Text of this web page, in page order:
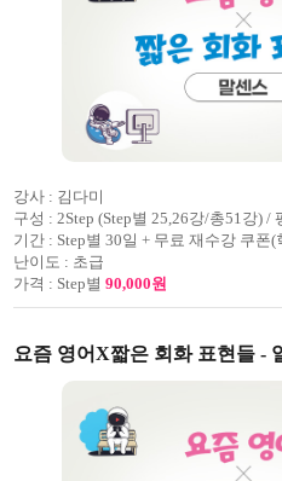
강사 : 김다미
구성 : 2Step (Step별 25,26강/총51강) /
기간 : Step별 30일 + 무료 재수강 쿠폰
난이도 : 초급
가격 : Step별 90,000원
요즘 영어X짧은 회화 표현들 -